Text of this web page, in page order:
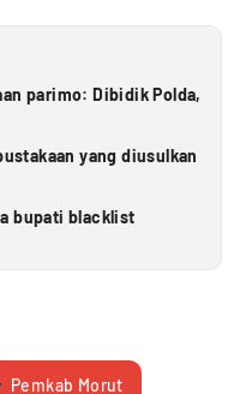
parimo: Dibidik Polda,
yang diusulkan
bupati blacklist
Pemkab Morut